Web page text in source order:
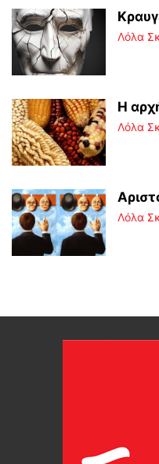
Λόλα
Η
Λόλα
Λόλα